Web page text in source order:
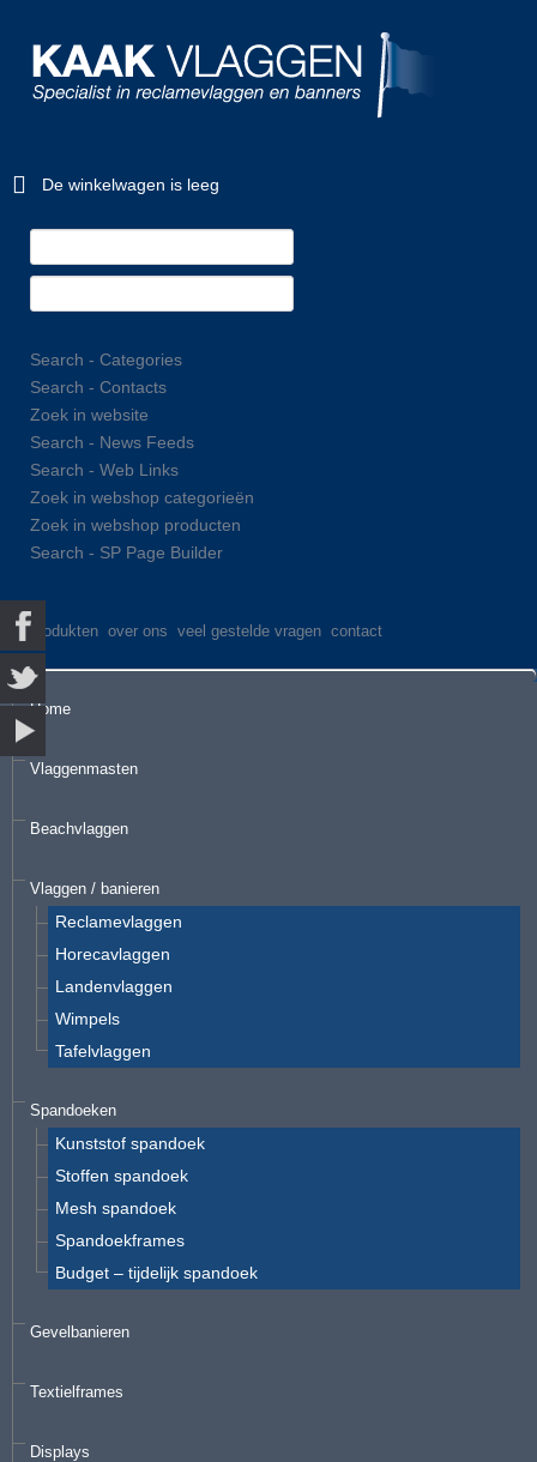
De winkelwagen is leeg
Search - Categories
Search - Contacts
Zoek in website
Search - News Feeds
Search - Web Links
Zoek in webshop categorieën
Zoek in webshop producten
Search - SP Page Builder
produkten over ons veel gestelde vragen contact
Home
Vlaggenmasten
Beachvlaggen
Vlaggen / banieren
Reclamevlaggen
Horecavlaggen
Landenvlaggen
Wimpels
Tafelvlaggen
Spandoeken
Kunststof spandoek
Stoffen spandoek
Mesh spandoek
Spandoekframes
Budget – tijdelijk spandoek
Gevelbanieren
Textielframes
Displays